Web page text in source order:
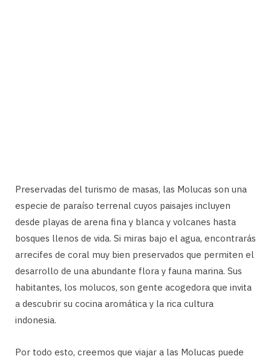
Preservadas del turismo de masas, las Molucas son una
especie de paraíso terrenal cuyos paisajes incluyen
desde playas de arena fina y blanca y volcanes hasta
bosques llenos de vida. Si miras bajo el agua, encontrarás
arrecifes de coral muy bien preservados que permiten el
desarrollo de una abundante flora y fauna marina. Sus
habitantes, los molucos, son gente acogedora que invita
a descubrir su cocina aromática y la rica cultura
indonesia.
Por todo esto, creemos que viajar a las Molucas puede